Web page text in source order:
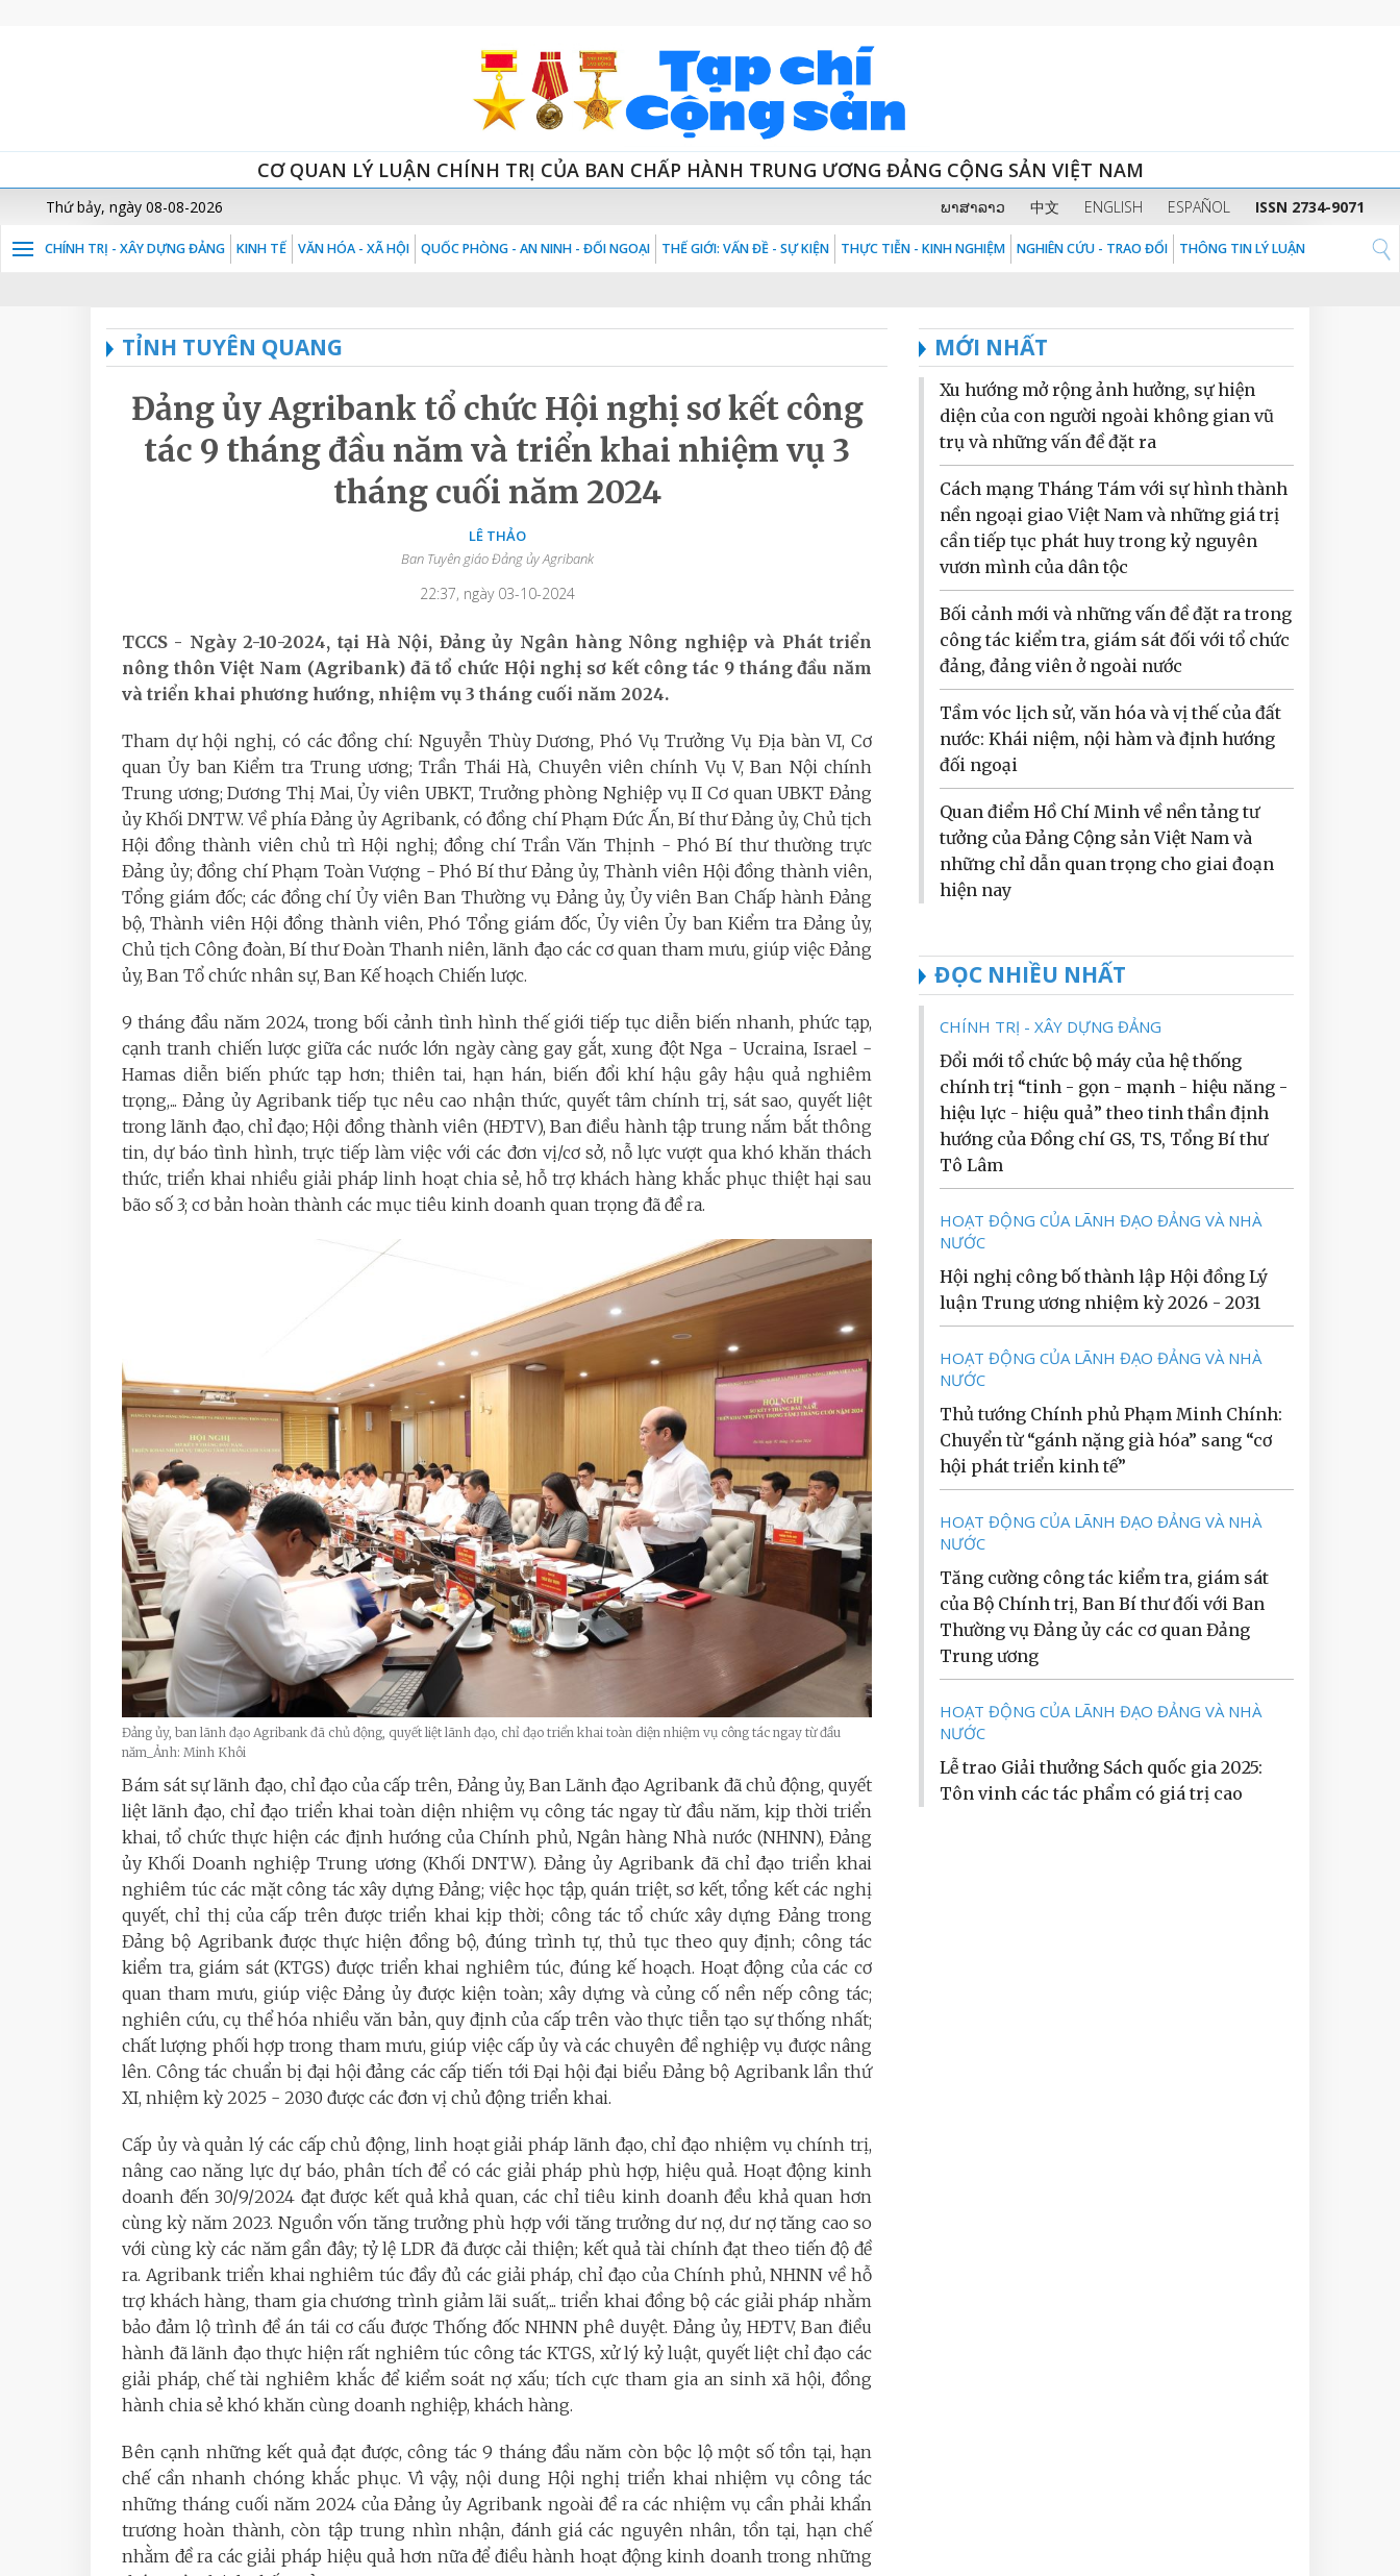
CƠ QUAN LÝ LUẬN CHÍNH TRỊ CỦA BAN CHẤP HÀNH TRUNG ƯƠNG ĐẢNG CỘNG SẢN VIỆT NAM
Thứ bảy, ngày 08-08-2026 ພາສາລາວ 中文 ENGLISH ESPAÑOL ISSN 2734-9071
CHÍNH TRỊ - XÂY DỰNG ĐẢNG KINH TẾ VĂN HÓA - XÃ HỘI QUỐC PHÒNG - AN NINH - ĐỐI NGOẠI THẾ GIỚI: VẤN ĐỀ - SỰ KIỆN THỰC TIỄN - KINH NGHIỆM NGHIÊN CỨU - TRAO ĐỔI THÔNG TIN LÝ LUẬN
TỈNH TUYÊN QUANG
Đảng ủy Agribank tổ chức Hội nghị sơ kết công
tác 9 tháng đầu năm và triển khai nhiệm vụ 3
tháng cuối năm 2024
LÊ THẢO
Ban Tuyên giáo Đảng ủy Agribank
22:37, ngày 03-10-2024
TCCS - Ngày 2-10-2024, tại Hà Nội, Đảng ủy Ngân hàng Nông nghiệp và Phát triển
nông thôn Việt Nam (Agribank) đã tổ chức Hội nghị sơ kết công tác 9 tháng đầu năm
và triển khai phương hướng, nhiệm vụ 3 tháng cuối năm 2024.
Tham dự hội nghị, có các đồng chí: Nguyễn Thùy Dương, Phó Vụ Trưởng Vụ Địa bàn VI, Cơ
quan Ủy ban Kiểm tra Trung ương; Trần Thái Hà, Chuyên viên chính Vụ V, Ban Nội chính
Trung ương; Dương Thị Mai, Ủy viên UBKT, Trưởng phòng Nghiệp vụ II Cơ quan UBKT Đảng
ủy Khối DNTW. Về phía Đảng ủy Agribank, có đồng chí Phạm Đức Ấn, Bí thư Đảng ủy, Chủ tịch
Hội đồng thành viên chủ trì Hội nghị; đồng chí Trần Văn Thịnh - Phó Bí thư thường trực
Đảng ủy; đồng chí Phạm Toàn Vượng - Phó Bí thư Đảng ủy, Thành viên Hội đồng thành viên,
Tổng giám đốc; các đồng chí Ủy viên Ban Thường vụ Đảng ủy, Ủy viên Ban Chấp hành Đảng
bộ, Thành viên Hội đồng thành viên, Phó Tổng giám đốc, Ủy viên Ủy ban Kiểm tra Đảng ủy,
Chủ tịch Công đoàn, Bí thư Đoàn Thanh niên, lãnh đạo các cơ quan tham mưu, giúp việc Đảng
ủy, Ban Tổ chức nhân sự, Ban Kế hoạch Chiến lược.
9 tháng đầu năm 2024, trong bối cảnh tình hình thế giới tiếp tục diễn biến nhanh, phức tạp,
cạnh tranh chiến lược giữa các nước lớn ngày càng gay gắt, xung đột Nga - Ucraina, Israel -
Hamas diễn biến phức tạp hơn; thiên tai, hạn hán, biến đổi khí hậu gây hậu quả nghiêm
trọng,... Đảng ủy Agribank tiếp tục nêu cao nhận thức, quyết tâm chính trị, sát sao, quyết liệt
trong lãnh đạo, chỉ đạo; Hội đồng thành viên (HĐTV), Ban điều hành tập trung nắm bắt thông
tin, dự báo tình hình, trực tiếp làm việc với các đơn vị/cơ sở, nỗ lực vượt qua khó khăn thách
thức, triển khai nhiều giải pháp linh hoạt chia sẻ, hỗ trợ khách hàng khắc phục thiệt hại sau
bão số 3; cơ bản hoàn thành các mục tiêu kinh doanh quan trọng đã đề ra.
Đảng ủy, ban lãnh đạo Agribank đã chủ động, quyết liệt lãnh đạo, chỉ đạo triển khai toàn diện nhiệm vụ công tác ngay từ đầu
năm_Ảnh: Minh Khôi
Bám sát sự lãnh đạo, chỉ đạo của cấp trên, Đảng ủy, Ban Lãnh đạo Agribank đã chủ động, quyết
liệt lãnh đạo, chỉ đạo triển khai toàn diện nhiệm vụ công tác ngay từ đầu năm, kịp thời triển
khai, tổ chức thực hiện các định hướng của Chính phủ, Ngân hàng Nhà nước (NHNN), Đảng
ủy Khối Doanh nghiệp Trung ương (Khối DNTW). Đảng ủy Agribank đã chỉ đạo triển khai
nghiêm túc các mặt công tác xây dựng Đảng; việc học tập, quán triệt, sơ kết, tổng kết các nghị
quyết, chỉ thị của cấp trên được triển khai kịp thời; công tác tổ chức xây dựng Đảng trong
Đảng bộ Agribank được thực hiện đồng bộ, đúng trình tự, thủ tục theo quy định; công tác
kiểm tra, giám sát (KTGS) được triển khai nghiêm túc, đúng kế hoạch. Hoạt động của các cơ
quan tham mưu, giúp việc Đảng ủy được kiện toàn; xây dựng và củng cố nền nếp công tác;
nghiên cứu, cụ thể hóa nhiều văn bản, quy định của cấp trên vào thực tiễn tạo sự thống nhất;
chất lượng phối hợp trong tham mưu, giúp việc cấp ủy và các chuyên đề nghiệp vụ được nâng
lên. Công tác chuẩn bị đại hội đảng các cấp tiến tới Đại hội đại biểu Đảng bộ Agribank lần thứ
XI, nhiệm kỳ 2025 - 2030 được các đơn vị chủ động triển khai.
Cấp ủy và quản lý các cấp chủ động, linh hoạt giải pháp lãnh đạo, chỉ đạo nhiệm vụ chính trị,
nâng cao năng lực dự báo, phân tích để có các giải pháp phù hợp, hiệu quả. Hoạt động kinh
doanh đến 30/9/2024 đạt được kết quả khả quan, các chỉ tiêu kinh doanh đều khả quan hơn
cùng kỳ năm 2023. Nguồn vốn tăng trưởng phù hợp với tăng trưởng dư nợ, dư nợ tăng cao so
với cùng kỳ các năm gần đây; tỷ lệ LDR đã được cải thiện; kết quả tài chính đạt theo tiến độ đề
ra. Agribank triển khai nghiêm túc đầy đủ các giải pháp, chỉ đạo của Chính phủ, NHNN về hỗ
trợ khách hàng, tham gia chương trình giảm lãi suất,... triển khai đồng bộ các giải pháp nhằm
bảo đảm lộ trình đề án tái cơ cấu được Thống đốc NHNN phê duyệt. Đảng ủy, HĐTV, Ban điều
hành đã lãnh đạo thực hiện rất nghiêm túc công tác KTGS, xử lý kỷ luật, quyết liệt chỉ đạo các
giải pháp, chế tài nghiêm khắc để kiểm soát nợ xấu; tích cực tham gia an sinh xã hội, đồng
hành chia sẻ khó khăn cùng doanh nghiệp, khách hàng.
Bên cạnh những kết quả đạt được, công tác 9 tháng đầu năm còn bộc lộ một số tồn tại, hạn
chế cần nhanh chóng khắc phục. Vì vậy, nội dung Hội nghị triển khai nhiệm vụ công tác
những tháng cuối năm 2024 của Đảng ủy Agribank ngoài đề ra các nhiệm vụ cần phải khẩn
trương hoàn thành, còn tập trung nhìn nhận, đánh giá các nguyên nhân, tồn tại, hạn chế
nhằm đề ra các giải pháp hiệu quả hơn nữa để điều hành hoạt động kinh doanh trong những
MỚI NHẤT
Xu hướng mở rộng ảnh hưởng, sự hiện
diện của con người ngoài không gian vũ
trụ và những vấn đề đặt ra
Cách mạng Tháng Tám với sự hình thành
nền ngoại giao Việt Nam và những giá trị
cần tiếp tục phát huy trong kỷ nguyên
vươn mình của dân tộc
Bối cảnh mới và những vấn đề đặt ra trong
công tác kiểm tra, giám sát đối với tổ chức
đảng, đảng viên ở ngoài nước
Tầm vóc lịch sử, văn hóa và vị thế của đất
nước: Khái niệm, nội hàm và định hướng
đối ngoại
Quan điểm Hồ Chí Minh về nền tảng tư
tưởng của Đảng Cộng sản Việt Nam và
những chỉ dẫn quan trọng cho giai đoạn
hiện nay
ĐỌC NHIỀU NHẤT
CHÍNH TRỊ - XÂY DỰNG ĐẢNG
Đổi mới tổ chức bộ máy của hệ thống
chính trị “tinh - gọn - mạnh - hiệu năng -
hiệu lực - hiệu quả” theo tinh thần định
hướng của Đồng chí GS, TS, Tổng Bí thư
Tô Lâm
HOẠT ĐỘNG CỦA LÃNH ĐẠO ĐẢNG VÀ NHÀ
NƯỚC
Hội nghị công bố thành lập Hội đồng Lý
luận Trung ương nhiệm kỳ 2026 - 2031
HOẠT ĐỘNG CỦA LÃNH ĐẠO ĐẢNG VÀ NHÀ
NƯỚC
Thủ tướng Chính phủ Phạm Minh Chính:
Chuyển từ “gánh nặng già hóa” sang “cơ
hội phát triển kinh tế”
HOẠT ĐỘNG CỦA LÃNH ĐẠO ĐẢNG VÀ NHÀ
NƯỚC
Tăng cường công tác kiểm tra, giám sát
của Bộ Chính trị, Ban Bí thư đối với Ban
Thường vụ Đảng ủy các cơ quan Đảng
Trung ương
HOẠT ĐỘNG CỦA LÃNH ĐẠO ĐẢNG VÀ NHÀ
NƯỚC
Lễ trao Giải thưởng Sách quốc gia 2025:
Tôn vinh các tác phẩm có giá trị cao